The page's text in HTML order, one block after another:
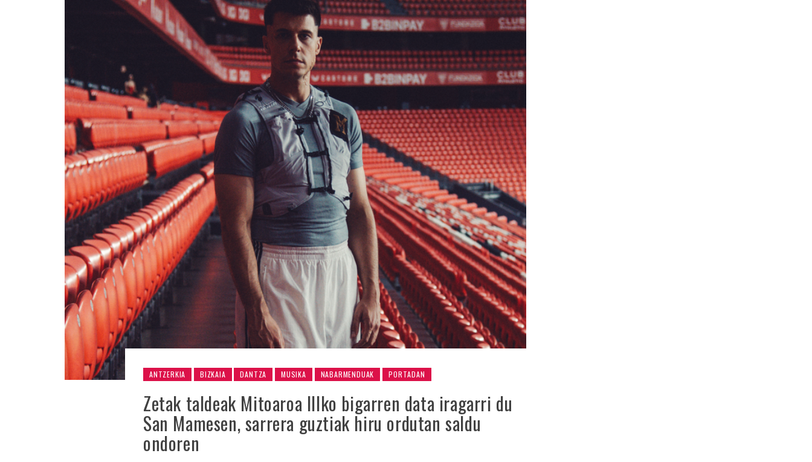
ANTZERKIA BIZKAIA DANTZA MUSIKA NABARMENDUAK PORTADAN
Zetak taldeak Mitoaroa IIIko bigarren data iragarri du
San Mamesen, sarrera guztiak hiru ordutan saldu
ondoren